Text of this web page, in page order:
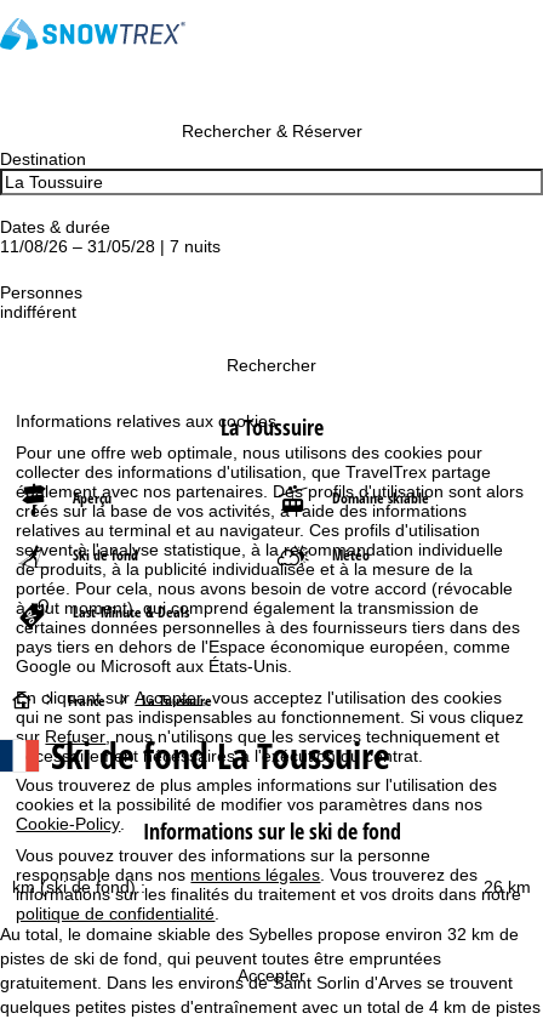
Informations relatives aux cookies
Pour une offre web optimale, nous utilisons des cookies pour
collecter des informations d'utilisation, que TravelTrex partage
également avec nos partenaires. Des profils d'utilisation sont alors
créés sur la base de vos activités, à l'aide des informations
relatives au terminal et au navigateur. Ces profils d'utilisation
servent à l'analyse statistique, à la recommandation individuelle
de produits, à la publicité individualisée et à la mesure de la
portée. Pour cela, nous avons besoin de votre accord (révocable
à tout moment), qui comprend également la transmission de
certaines données personnelles à des fournisseurs tiers dans des
pays tiers en dehors de l'Espace économique européen, comme
Google ou Microsoft aux États-Unis.
En cliquant surAccepter, vous acceptez l'utilisation des cookies
qui ne sont pas indispensables au fonctionnement. Si vous cliquez
sur Refuser , nous n'utilisons que les services techniquement et
nécessairement nécessaires à l'exécution du contrat.
Vous trouverez de plus amples informations sur l'utilisation des
cookies et la possibilité de modifier vos paramètres dans nos
Cookie-Policy.
Vous pouvez trouver des informations sur la personne
responsable dans nos mentions légales. Vous trouverez des
informations sur les finalités du traitement et vos droits dans notre
politique de confidentialité.
Accepter
Rechercher & Réserver
Destination
Dates & durée
11/08/26 – 31/05/28 | 7 nuits
Personnes
indifférent
Rechercher
La Toussuire
Aperçu Domaine skiable
Ski de fond Météo
Last-Minute & Deals
P
a
g
d
a
France La Toussuire
Ski de fond La Toussuire
Informations sur le ski de fond
26 km
km (ski de fond) :
Au total, le domaine skiable des Sybelles propose environ 32 km de
pistes de ski de fond, qui peuvent toutes être empruntées
gratuitement. Dans les environs de Saint Sorlin d'Arves se trouvent
quelques petites pistes d'entraînement avec un total de 4 km de pistes